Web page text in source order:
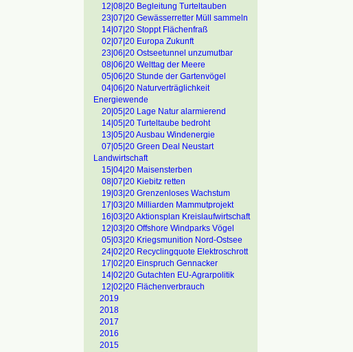
12|08|20 Begleitung Turteltauben
23|07|20 Gewässerretter Müll sammeln
14|07|20 Stoppt Flächenfraß
02|07|20 Europa Zukunft
23|06|20 Ostseetunnel unzumutbar
08|06|20 Welttag der Meere
05|06|20 Stunde der Gartenvögel
04|06|20 Naturverträglichkeit
Energiewende
20|05|20 Lage Natur alarmierend
14|05|20 Turteltaube bedroht
13|05|20 Ausbau Windenergie
07|05|20 Green Deal Neustart
Landwirtschaft
15|04|20 Maisensterben
08|07|20 Kiebitz retten
19|03|20 Grenzenloses Wachstum
17|03|20 Milliarden Mammutprojekt
16|03|20 Aktionsplan Kreislaufwirtschaft
12|03|20 Offshore Windparks Vögel
05|03|20 Kriegsmunition Nord-Ostsee
24|02|20 Recyclingquote Elektroschrott
17|02|20 Einspruch Gennacker
14|02|20 Gutachten EU-Agrarpolitik
12|02|20 Flächenverbrauch
2019
2018
2017
2016
2015